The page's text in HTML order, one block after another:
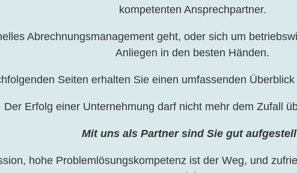
kompetenten Ansprechpartner.
Abrechnungsmanagement geht, oder sich um
Anliegen in den besten Händen.
Seiten erhalten Sie einen umfassenden
Der Erfolg einer Unternehmung darf nicht mehr dem Zufall
Mit uns als Partner sind Sie gut
hohe Problemlösungskompetenz ist der Weg, und